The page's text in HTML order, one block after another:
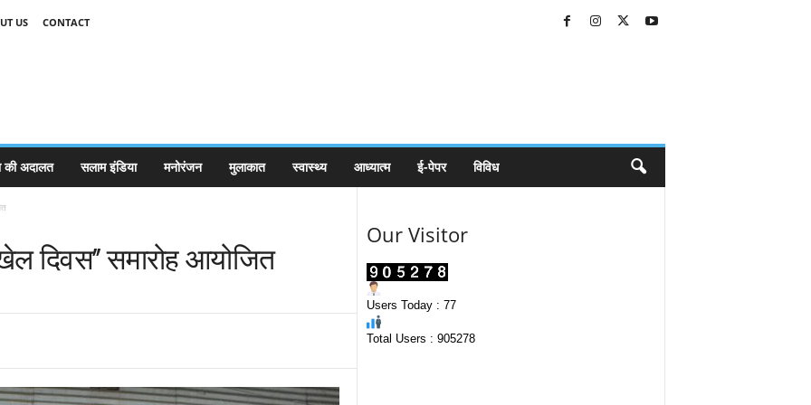
US
CONTACT
की अदालत सलाम इंडिया मनोरंजन मुलाकात स्वास्थ्य आध्यात्म ई-पेपर विविध
खेल दिवस’’ समारोह आयोजित
Our Visitor
Users Today : 77
Total Users : 905278